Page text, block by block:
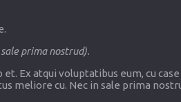
prima nostrud).
Ex atqui voluptatibus eum, cu
meliore cu. Nec in sale prima